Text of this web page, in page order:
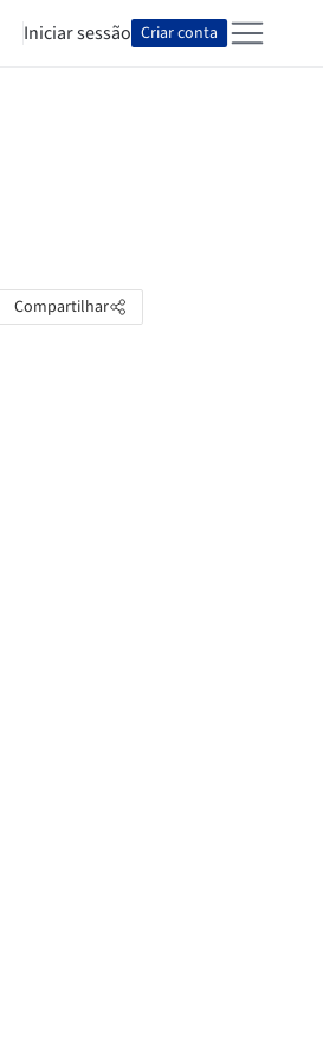
Iniciar sessão Criar conta
Compartilhar